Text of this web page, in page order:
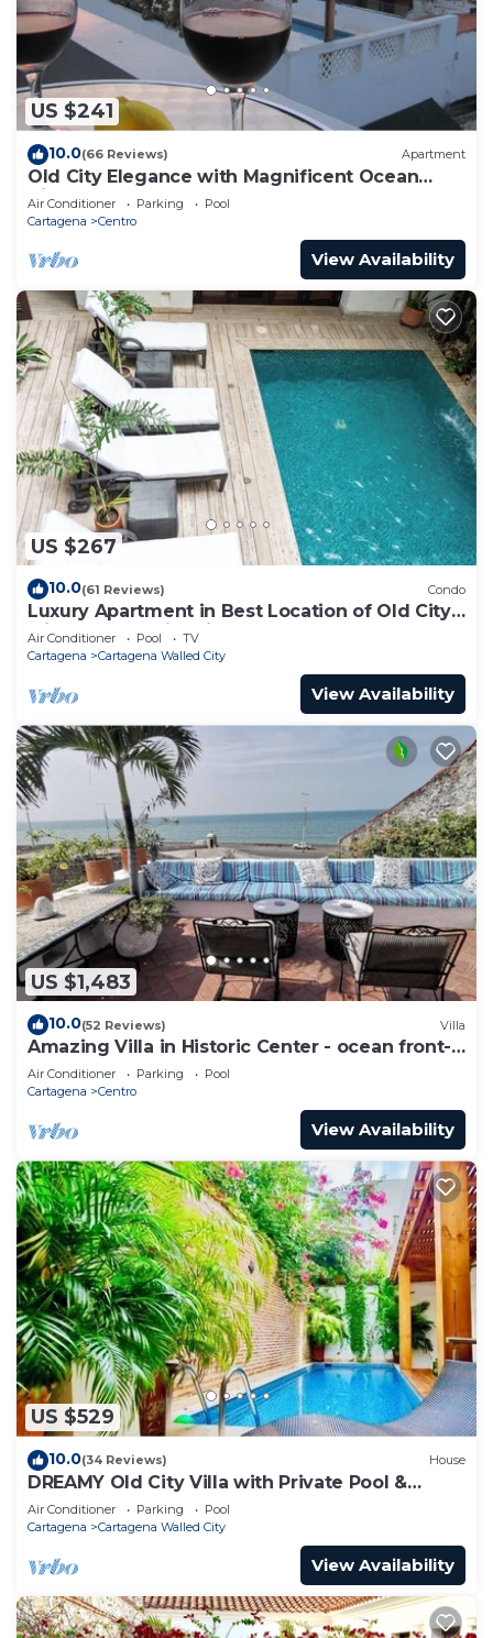
US $241
10.0(66 Reviews) Apartment
Old City Elegance with Magnificent Ocean
Views and Sunsets from top roof.
Air Conditioner Parking
Pool
Cartagena
Centro
View Availability
US $267
10.0(61 Reviews) Condo
Luxury Apartment in Best Location of Old City
with Rooftop City Views and Pool
Air Conditioner Pool
TV
Cartagena
Cartagena Walled City
View Availability
US $1,483
10.0(52 Reviews) Villa
Amazing Villa in Historic Center - ocean front-
sunset- Chef & full staff
Air Conditioner Parking
Pool
Cartagena
Centro
View Availability
US $529
10.0(34 Reviews) House
DREAMY Old City Villa with Private Pool &
Terrace
Air Conditioner Parking
Pool
Cartagena
Cartagena Walled City
View Availability